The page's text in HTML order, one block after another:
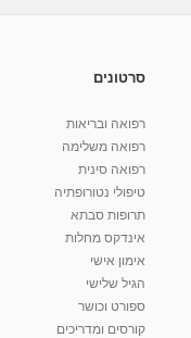
10:17
01:37
סרטונים
רפואה ובריאות
רפואה משלימה
רפואה סינית
טיפולי נטורופתיה
תרופות סבתא
אינדקס מחלות
אימון אישי
הגיל שלישי
ספורט וכושר
קורסים ומדריכים